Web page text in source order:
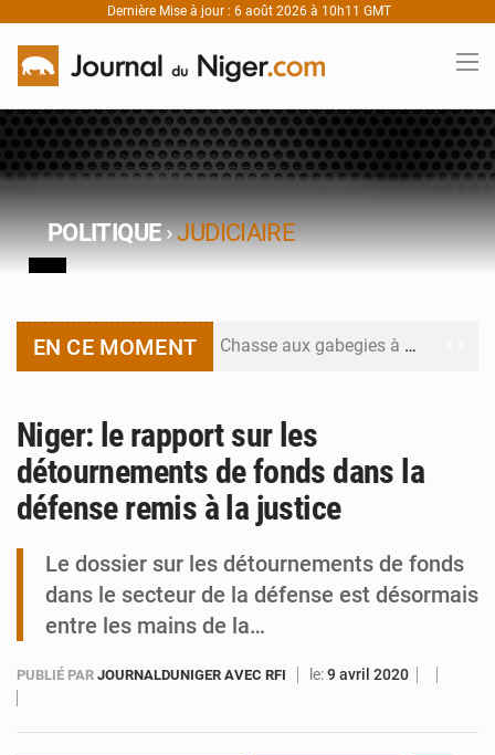
Dernière Mise à jour : 6 août 2026 à 10h11 GMT
POLITIQUE›JUDICIAIRE
EN CE MOMENT Chasse aux gabegies à Niamey : 74 milliards de FCFA recouvrés par la COLDEFF
Niger: le rapport sur les
détournements de fonds dans la
défense remis à la justice
Le dossier sur les détournements de fonds
dans le secteur de la défense est désormais
entre les mains de la…
PUBLIÉ PAR JOURNALDUNIGER AVEC RFI le:9 avril 2020